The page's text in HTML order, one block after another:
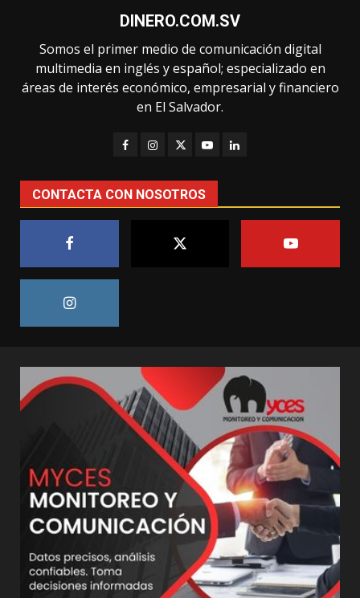
DINERO.COM.SV
Somos el primer medio de comunicación digital
multimedia en inglés y español; especializado en
áreas de interés económico, empresarial y financiero
en El Salvador.
CONTACTA CON NOSOTROS